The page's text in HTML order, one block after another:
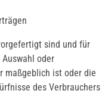
sind und für
oder
maßgeblich ist oder die
des Verbrauchers